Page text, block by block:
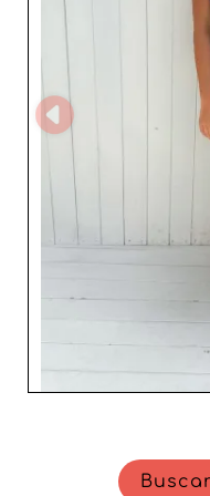
del cliente y la calidad
prioridades. Con
optimizada, el
moda un verdadero
única para desarrollar su
Fashion para
femeninas elegantes y
combinar tendencia,